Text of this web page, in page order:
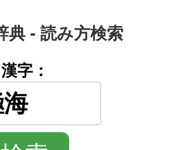
典 - 読み方検索
漢字：